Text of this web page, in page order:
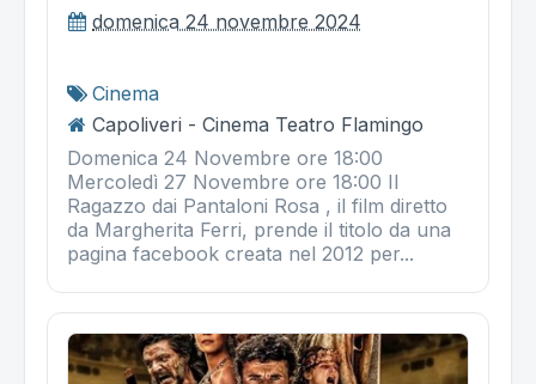
domenica 24 novembre 2024
Cinema
Capoliveri - Cinema Teatro Flamingo
Domenica 24 Novembre ore 18:00
Mercoledì 27 Novembre ore 18:00 Il
Ragazzo dai Pantaloni Rosa , il film diretto
da Margherita Ferri, prende il titolo da una
pagina facebook creata nel 2012 per...